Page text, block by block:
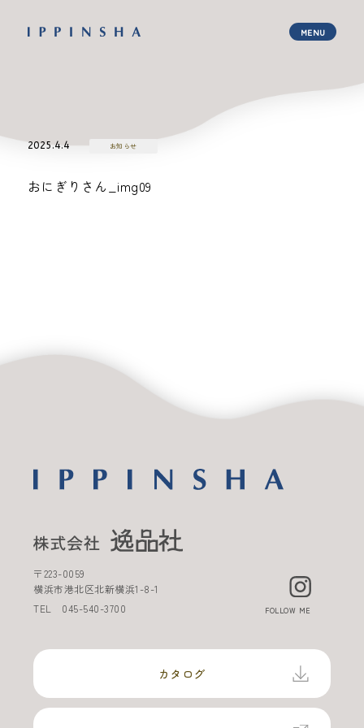
2025.4.4 お知らせ
おにぎりさん_img09
〒223-0059
横浜市港北区北新横浜1-8-1
TEL 045-540-3700 FOLLOW ME
カタログ